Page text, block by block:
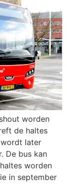
worden
de haltes
later
De bus kan
worden
in september